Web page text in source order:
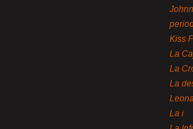
Kiss
La
La
La
La i